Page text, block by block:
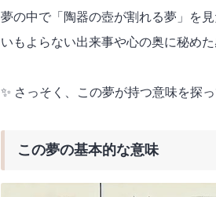
夢の中で「陶器の壺が割れる夢」を
いもよらない出来事や心の奥に秘め
✨ さっそく、この夢が持つ意味を探
この夢の基本的な意味